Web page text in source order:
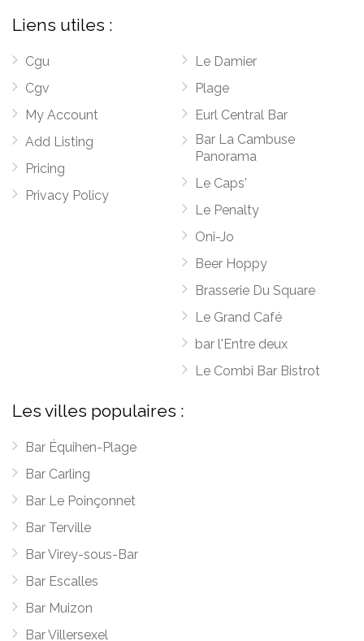
Liens utiles :
Cgu
Cgv
My Account
Add Listing
Pricing
Privacy Policy
Le Damier
Plage
Eurl Central Bar
Bar La Cambuse
Panorama
Le Caps'
Le Penalty
Oni-Jo
Beer Hoppy
Brasserie Du Square
Le Grand Café
bar l'Entre deux
Le Combi Bar Bistrot
Les villes populaires :
Bar Équihen-Plage
Bar Carling
Bar Le Poinçonnet
Bar Terville
Bar Virey-sous-Bar
Bar Escalles
Bar Muizon
Bar Villersexel